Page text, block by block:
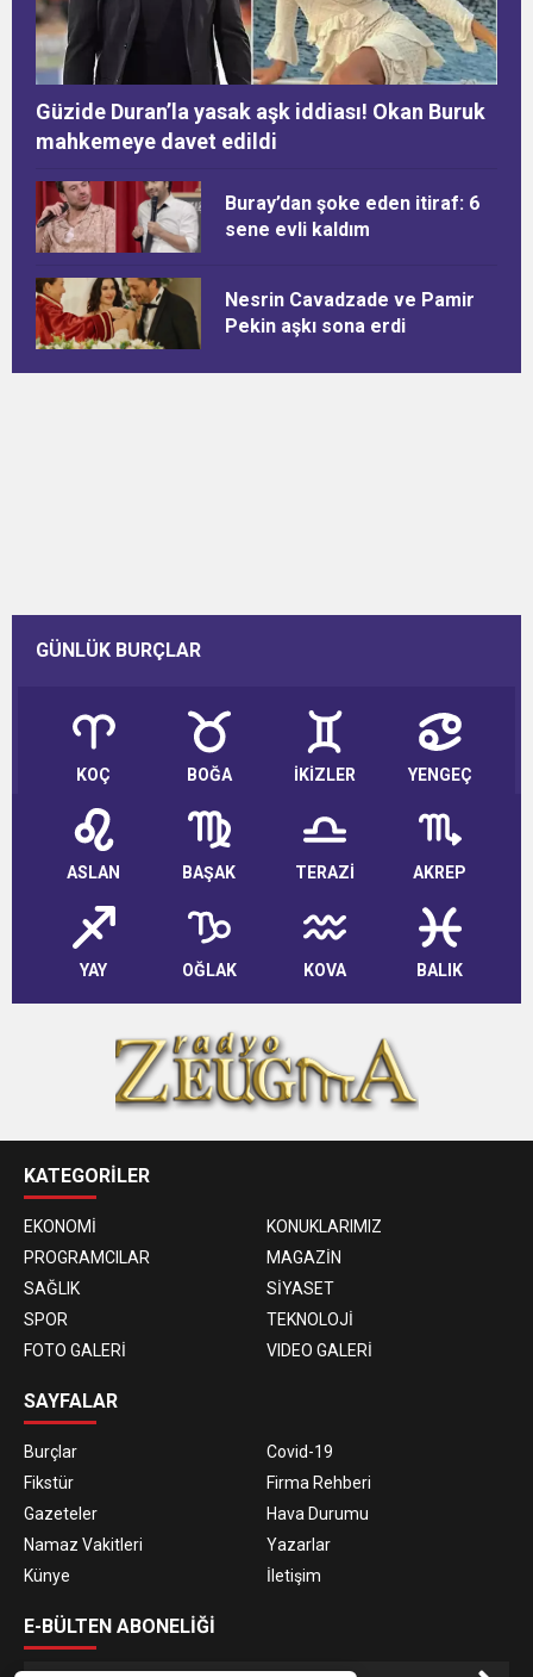
Güzide Duran’la yasak aşk iddiası! Okan Buruk
mahkemeye davet edildi
Buray’dan şoke eden itiraf: 6
sene evli kaldım
Nesrin Cavadzade ve Pamir
Pekin aşkı sona erdi
GÜNLÜK BURÇLAR
KOÇ BOĞA İKİZLER YENGEÇ
ASLAN BAŞAK TERAZİ AKREP
YAY OĞLAK KOVA BALIK
KATEGORİLER
EKONOMİ
KONUKLARIMIZ
PROGRAMCILAR
MAGAZİN
SAĞLIK
SİYASET
SPOR
TEKNOLOJİ
FOTO GALERİ
VIDEO GALERİ
SAYFALAR
Burçlar
Covid-19
Fikstür
Firma Rehberi
Gazeteler
Hava Durumu
Namaz Vakitleri
Yazarlar
Künye
İletişim
E-BÜLTEN ABONELİĞİ